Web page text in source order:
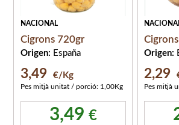
NACIONAL
Cigrons 720gr
Origen: España
3,49 €/Kg
Pes mitjà unitat / porció: 1,00Kg
3,49 €
Origen:
2,29
Pes mitjà